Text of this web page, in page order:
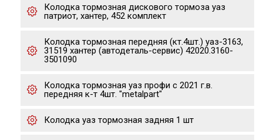
Колодка тормозная дискового тормоза уаз
патриот, хантер, 452 комплект
Колодка тормозная передняя (кт.4шт.) уаз-3163,
31519 хантер (автодеталь-сервис) 42020.3160-
3501090
Колодка тормозная уаз профи с 2021 г.в.
передняя к-т 4шт. "metalpart"
Колодка уаз тормозная задняя 1 шт